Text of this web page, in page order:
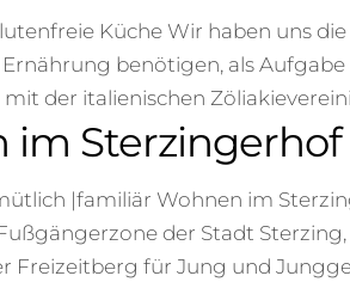
Küche Wir haben uns
benötigen, als
der italienischen
im Sterzingerhof
|familiär Wohnen im
der Stadt
Freizeitberg für Jung und